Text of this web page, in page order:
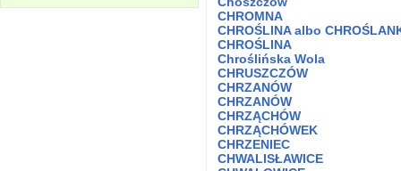
CHROMNA
CHROŚLINA albo
CHROŚLINA
Chroślińska Wola
CHRUSZCZÓW
CHRZANÓW
CHRZANÓW
CHRZĄCHÓW
CHRZĄCHÓWEK
CHRZENIEC
CHWALISŁAWICE